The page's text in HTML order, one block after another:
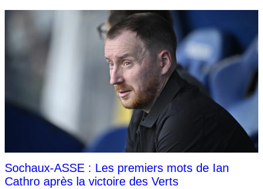
Sochaux-ASSE : Les premiers mots de Ian
Cathro après la victoire des Verts